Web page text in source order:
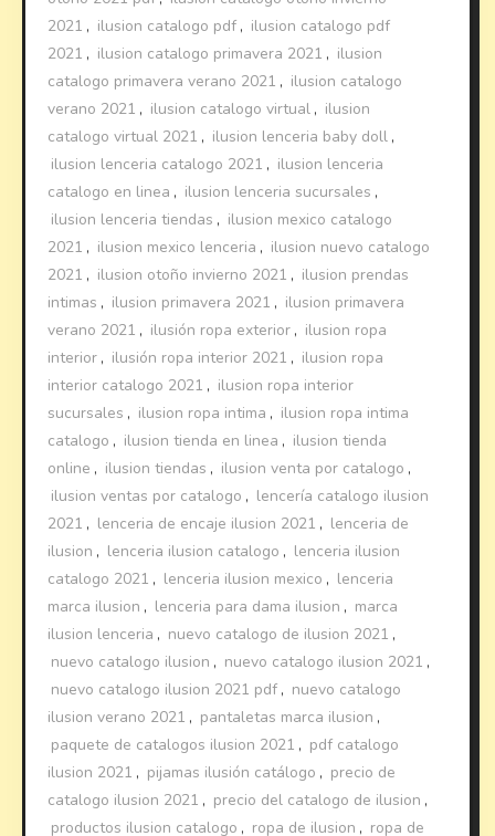
2021 , ilusion catalogo pdf , ilusion catalogo pdf
2021 , ilusion catalogo primavera 2021 , ilusion
catalogo primavera verano 2021 , ilusion catalogo
verano 2021 , ilusion catalogo virtual , ilusion
catalogo virtual 2021 , ilusion lenceria baby doll ,
ilusion lenceria catalogo 2021 , ilusion lenceria
catalogo en linea , ilusion lenceria sucursales ,
ilusion lenceria tiendas , ilusion mexico catalogo
2021 , ilusion mexico lenceria , ilusion nuevo catalogo
2021 , ilusion otoño invierno 2021 , ilusion prendas
intimas , ilusion primavera 2021 , ilusion primavera
verano 2021 , ilusión ropa exterior , ilusion ropa
interior , ilusión ropa interior 2021 , ilusion ropa
interior catalogo 2021 , ilusion ropa interior
sucursales , ilusion ropa intima , ilusion ropa intima
catalogo , ilusion tienda en linea , ilusion tienda
online , ilusion tiendas , ilusion venta por catalogo ,
ilusion ventas por catalogo , lencería catalogo ilusion
2021 , lenceria de encaje ilusion 2021 , lenceria de
ilusion , lenceria ilusion catalogo , lenceria ilusion
catalogo 2021 , lenceria ilusion mexico , lenceria
marca ilusion , lenceria para dama ilusion , marca
ilusion lenceria , nuevo catalogo de ilusion 2021 ,
nuevo catalogo ilusion , nuevo catalogo ilusion 2021 ,
nuevo catalogo ilusion 2021 pdf , nuevo catalogo
ilusion verano 2021 , pantaletas marca ilusion ,
paquete de catalogos ilusion 2021 , pdf catalogo
ilusion 2021 , pijamas ilusión catálogo , precio de
catalogo ilusion 2021 , precio del catalogo de ilusion ,
productos ilusion catalogo , ropa de ilusion , ropa de